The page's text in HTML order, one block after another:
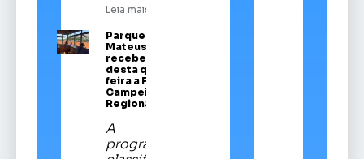
Leia mais
Parque Vítor
Mateus Teixeira
recebe a partir
desta quinta-
feira a Festa
Campeira
Regional
A
programação